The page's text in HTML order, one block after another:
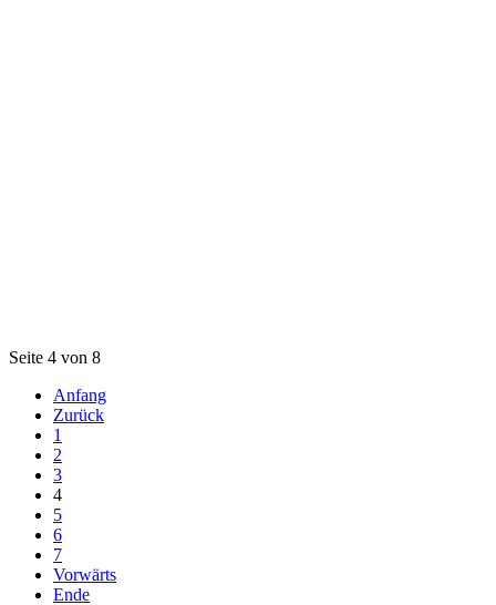
Seite 4 von 8
Anfang
Zurück
1
2
3
4
5
6
7
Vorwärts
Ende